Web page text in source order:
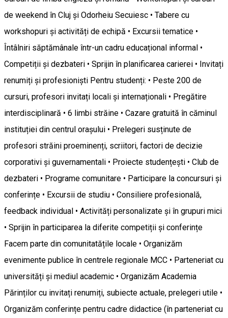
de weekend în Cluj și Odorheiu Secuiesc • Tabere cu
workshopuri și activități de echipă • Excursii tematice •
Întâlniri săptămânale într-un cadru educațional informal •
Competiții și dezbateri • Sprijin în planificarea carierei • Invitați
renumiți și profesioniști Pentru studenți: • Peste 200 de
cursuri, profesori invitați locali și internaționali • Pregătire
interdisciplinară • 6 limbi străine • Cazare gratuită în căminul
instituției din centrul orașului • Prelegeri susținute de
profesori străini proeminenți, scriitori, factori de decizie
corporativi și guvernamentali • Proiecte studențești • Club de
dezbateri • Programe comunitare • Participare la concursuri și
conferințe • Excursii de studiu • Consiliere profesională,
feedback individual • Activități personalizate și în grupuri mici
• Sprijin în participarea la diferite competiții și conferințe
Facem parte din comunitatățile locale • Organizăm
evenimente publice în centrele regionale MCC • Parteneriat cu
universități și mediul academic • Organizăm Academia
Părinților cu invitați renumiți, subiecte actuale, prelegeri utile •
Organizăm conferințe pentru cadre didactice (în parteneriat cu